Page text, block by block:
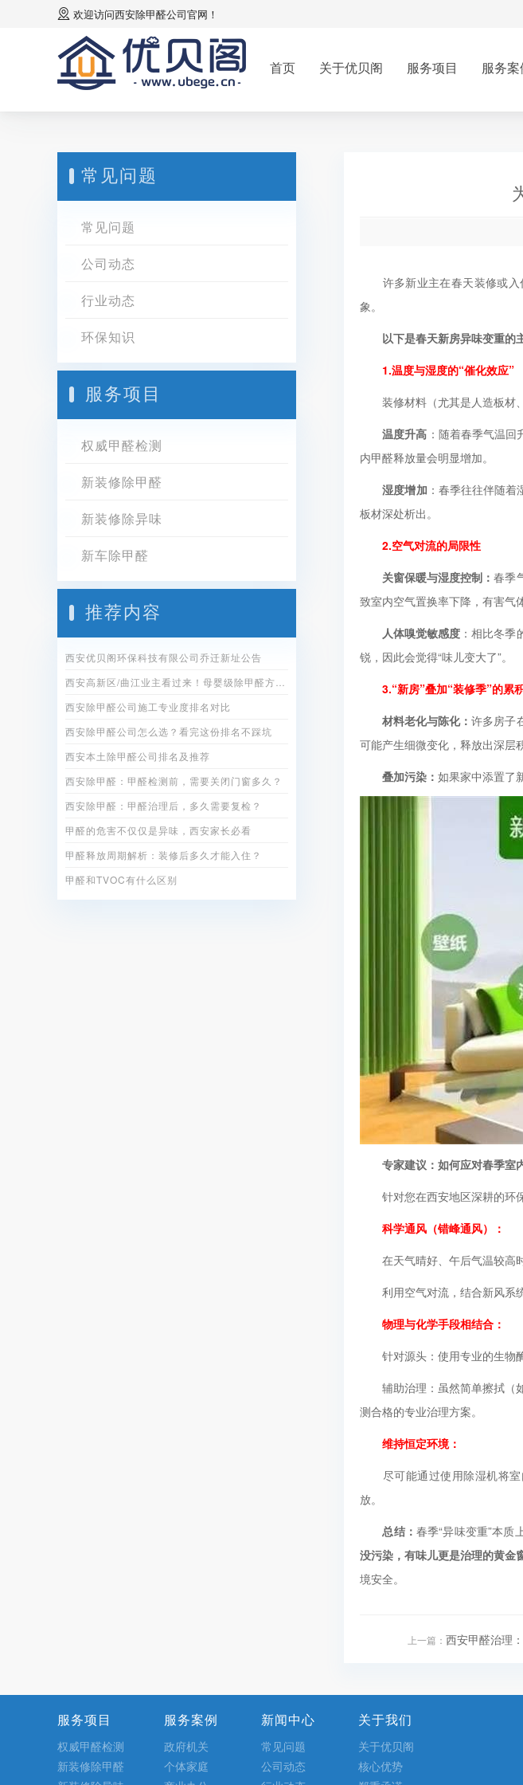
欢迎访问西安除甲醛公司官网！
首页 关于优贝阁 服务项目 服务案
常见问题
常见问题
公司动态
行业动态
环保知识
服务项目
权威甲醛检测
新装修除甲醛
新装修除异味
新车除甲醛
推荐内容
西安优贝阁环保科技有限公司乔迁新址公告
西安除甲醛公司施工专业度排名对比
西安除甲醛公司怎么选？看完这份排名不踩坑
西安本土除甲醛公司排名及推荐
西安除甲醛：甲醛检测前，需要关闭门窗多久？
西安除甲醛：甲醛治理后，多久需要复检？
甲醛的危害不仅仅是异味，西安家长必看
甲醛释放周期解析：装修后多久才能入住？
甲醛和TVOC有什么区别
许多新业主在春天装修或入
象。
以下是春天新房异味变重的
1.温度与湿度的“催化效应”
装修材料（尤其是人造板材、
温度升高 ：随着春季气温
内甲醛释放量会明显增加。
湿度增加 ：春季往往伴随
板材深处析出。
2.空气对流的局限性
关窗保暖与湿度控制：春季
致室内空气置换率下降，有害气
人体嗅觉敏感度 ：相比冬
锐，因此会觉得“味儿变大了”。
3.“新房”叠加“装修季”的累
材料老化与陈化：许多房子
可能产生细微变化，释放出深层
叠加污染： 如果家中添置了
专家建议：如何应对春季室
针对您在西安地区深耕的环
科学通风（错峰通风）：
在天气晴好、午后气温较高时
利用空气对流，结合新风系统
物理与化学手段相结合：
针对源头：使用专业的生物酶
辅助治理：虽然简单擦拭（如
测合格的专业治理方案。
维持恒定环境：
尽可能通过使用除湿机将室
放。
总结： 春季“异味变重”本质
没污染，有味儿更是治理的黄金
境安全。
上一篇： 西安甲醛治理
服务项目
权威甲醛检测
新装修除甲醛
服务案例
政府机关
个体家庭
新闻中心
常见问题
公司动态
关于我们
关于优贝阁
核心优势